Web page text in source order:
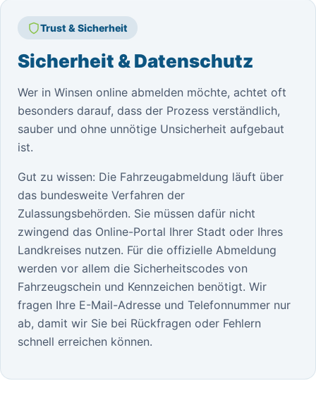
Trust & Sicherheit
Sicherheit & Datenschutz
Wer in Winsen online abmelden möchte, achtet oft
besonders darauf, dass der Prozess verständlich,
sauber und ohne unnötige Unsicherheit aufgebaut
ist.
Gut zu wissen: Die Fahrzeugabmeldung läuft über
das bundesweite Verfahren der
Zulassungsbehörden. Sie müssen dafür nicht
zwingend das Online-Portal Ihrer Stadt oder Ihres
Landkreises nutzen. Für die offizielle Abmeldung
werden vor allem die Sicherheitscodes von
Fahrzeugschein und Kennzeichen benötigt. Wir
fragen Ihre E-Mail-Adresse und Telefonnummer nur
ab, damit wir Sie bei Rückfragen oder Fehlern
schnell erreichen können.